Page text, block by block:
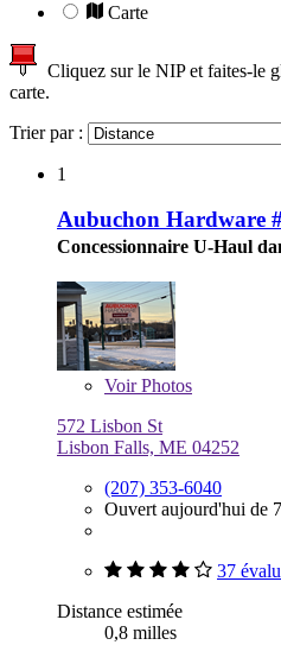
Carte
Cliquez sur le NIP et faites-le
carte.
Trier par :
1
Aubuchon Hardware
Concessionnaire U-Haul
VoirPhotos
572 Lisbon St
Lisbon Falls, ME 04252
(207) 353-6040
Ouvert aujourd'hui de
37
Distance estimée
0,8 milles